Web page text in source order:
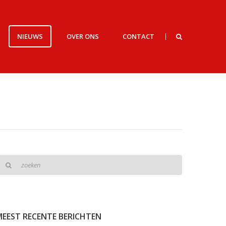
NIEUWS OVER ONS CONTACT
RECENTE BERICHTEN